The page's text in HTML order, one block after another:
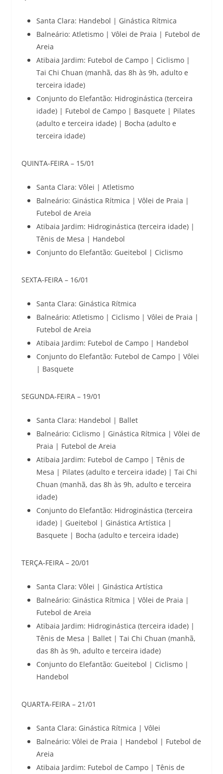
Santa Clara: Handebol | Ginástica Rítmica
Balneário: Atletismo | Vôlei de Praia | Futebol de
Areia
Atibaia Jardim: Futebol de Campo | Ciclismo |
Tai Chi Chuan (manhã, das 8h às 9h, adulto e
terceira idade)
Conjunto do Elefantão: Hidroginástica (terceira
idade) | Futebol de Campo | Basquete | Pilates
(adulto e terceira idade) | Bocha (adulto e
terceira idade)
QUINTA-FEIRA – 15/01
Santa Clara: Vôlei | Atletismo
Balneário: Ginástica Rítmica | Vôlei de Praia |
Futebol de Areia
Atibaia Jardim: Hidroginástica (terceira idade) |
Tênis de Mesa | Handebol
Conjunto do Elefantão: Gueitebol | Ciclismo
SEXTA-FEIRA – 16/01
Santa Clara: Ginástica Rítmica
Balneário: Atletismo | Ciclismo | Vôlei de Praia |
Futebol de Areia
Atibaia Jardim: Futebol de Campo | Handebol
Conjunto do Elefantão: Futebol de Campo | Vôlei
| Basquete
SEGUNDA-FEIRA – 19/01
Santa Clara: Handebol | Ballet
Balneário: Ciclismo | Ginástica Rítmica | Vôlei de
Praia | Futebol de Areia
Atibaia Jardim: Futebol de Campo | Tênis de
Mesa | Pilates (adulto e terceira idade) | Tai Chi
Chuan (manhã, das 8h às 9h, adulto e terceira
idade)
Conjunto do Elefantão: Hidroginástica (terceira
idade) | Gueitebol | Ginástica Artística |
Basquete | Bocha (adulto e terceira idade)
TERÇA-FEIRA – 20/01
Santa Clara: Vôlei | Ginástica Artística
Balneário: Ginástica Rítmica | Vôlei de Praia |
Futebol de Areia
Atibaia Jardim: Hidroginástica (terceira idade) |
Tênis de Mesa | Ballet | Tai Chi Chuan (manhã,
das 8h às 9h, adulto e terceira idade)
Conjunto do Elefantão: Gueitebol | Ciclismo |
Handebol
QUARTA-FEIRA – 21/01
Santa Clara: Ginástica Rítmica | Vôlei
Balneário: Vôlei de Praia | Handebol | Futebol de
Areia
Atibaia Jardim: Futebol de Campo | Tênis de